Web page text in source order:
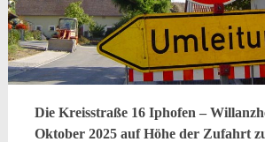
Die Kreisstraße 16 Iphofen –
Oktober 2025 auf Höhe der Zufahrt